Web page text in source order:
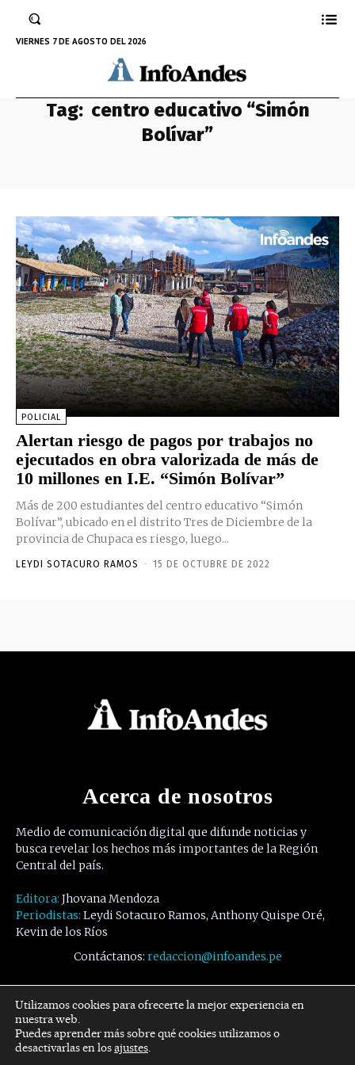
VIERNES 7 DE AGOSTO DEL 2026
Tag: centro educativo “Simón
Bolívar”
POLICIAL
Alertan riesgo de pagos por trabajos no
ejecutados en obra valorizada de más de
10 millones en I.E. “Simón Bolívar”
Más de 200 estudiantes del centro educativo “Simón
Bolívar”, ubicado en el distrito Tres de Diciembre de la
provincia de Chupaca es riesgo, luego...
LEYDI SOTACURO RAMOS - 15 DE OCTUBRE DE 2022
Acerca de nosotros
Medio de comunicación digital que difunde noticias y
busca revelar los hechos más importantes de la Región
Central del país.
Editora: Jhovana Mendoza
Periodistas: Leydi Sotacuro Ramos, Anthony Quispe Oré,
Kevin de los Ríos
Contáctanos: redaccion@infoandes.pe
Síguenos
Facebook Twitter Youtube
Utilizamos cookies para ofrecerte la mejor experiencia en
nuestra web.
Puedes aprender más sobre qué cookies utilizamos o
desactivarlas en losajustes.